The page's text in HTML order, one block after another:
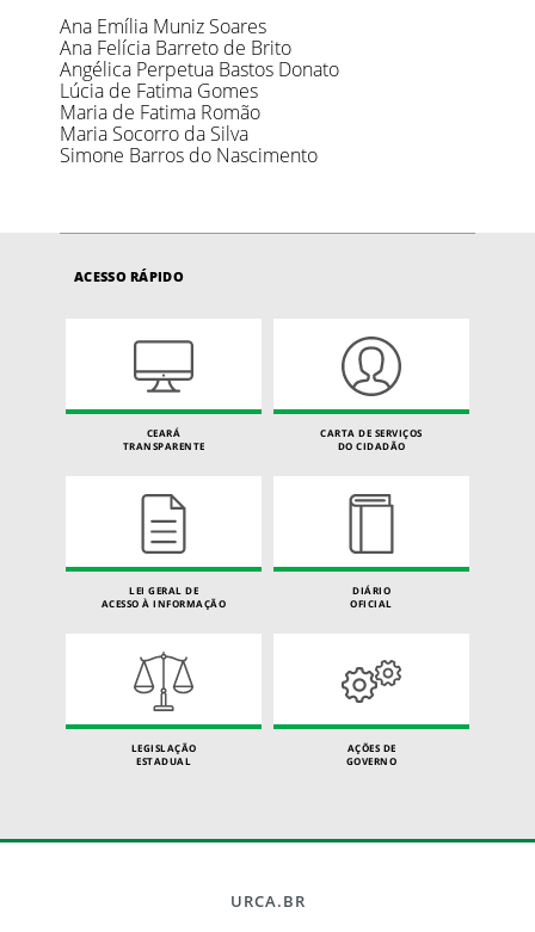
Ana Emília Muniz Soares
Ana Felícia Barreto de Brito
Angélica Perpetua Bastos Donato
Lúcia de Fatima Gomes
Maria de Fatima Romão
Maria Socorro da Silva
Simone Barros do Nascimento
ACESSO RÁPIDO
CEARÁ
TRANSPARENTE
CARTA DE SERVIÇOS
DO CIDADÃO
LEI GERAL DE
ACESSO À INFORMAÇÃO
DIÁRIO
OFICIAL
LEGISLAÇÃO
ESTADUAL
AÇÕES DE
GOVERNO
URCA.BR